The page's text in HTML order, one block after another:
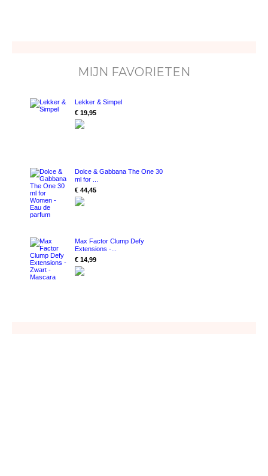
MIJN FAVORIETEN
Lekker & Simpel
€ 19,95
Dolce & Gabbana The One 30
ml for ...
€ 44,45
Max Factor Clump Defy
Extensions -...
€ 14,99